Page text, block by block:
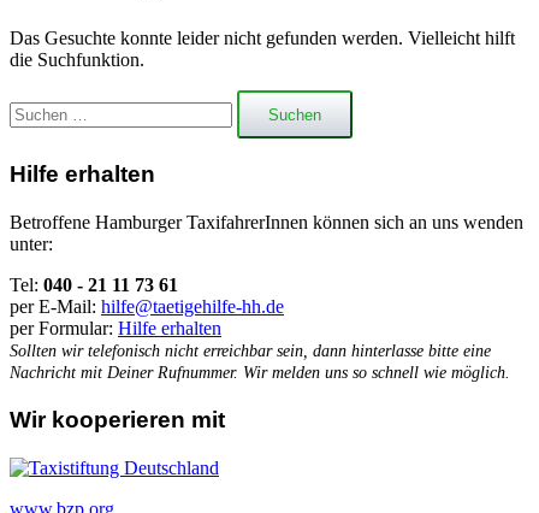
Das Gesuchte konnte leider nicht gefunden werden. Vielleicht hilft
die Suchfunktion.
Suchen
nach:
Hilfe erhalten
Betroffene Hamburger TaxifahrerInnen können sich an uns wenden
unter:
Tel: 040 - 21 11 73 61
per E-Mail: hilfe@taetigehilfe-hh.de
per Formular: Hilfe erhalten
Sollten wir telefonisch nicht erreichbar sein, dann hinterlasse bitte eine
Nachricht mit Deiner Rufnummer. Wir melden uns so schnell wie möglich.
Wir kooperieren mit
www.bzp.org